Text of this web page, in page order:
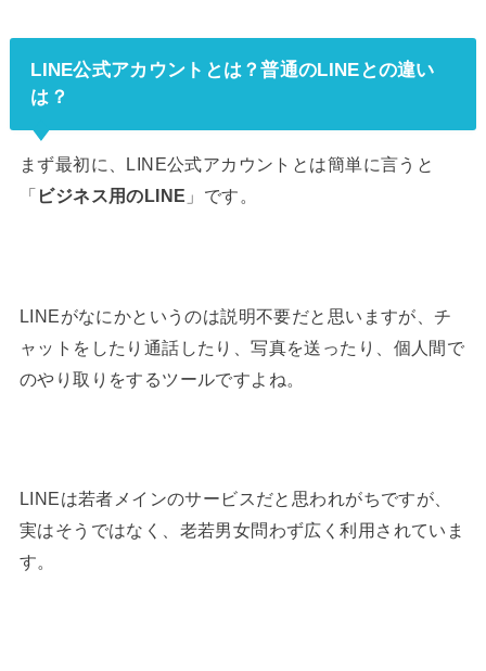
LINE公式アカウントとは？普通のLINEとの違い
は？
まず最初に、LINE公式アカウントとは簡単に言うと
「 ビジネス用のLINE 」です。
LINEがなにかというのは説明不要だと思いますが、チ
ャットをしたり通話したり、写真を送ったり、個人間で
のやり取りをするツールですよね。
LINEは若者メインのサービスだと思われがちですが、
実はそうではなく、老若男女問わず広く利用されていま
す。